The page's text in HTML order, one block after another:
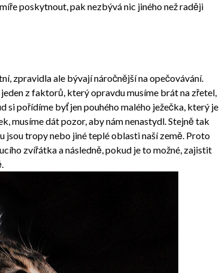
poskytnout, pak nezbývá nic jiného než raději
zpravidla ale bývají náročnější na opečovávání.
z faktorů, který opravdu musíme brát na zřetel,
pořídíme byť jen pouhého malého ježečka, který je
musíme dát pozor, aby nám nenastydl. Stejně tak
jsou tropy nebo jiné teplé oblasti naší země. Proto
zvířátka a následně, pokud je to možné, zajistit